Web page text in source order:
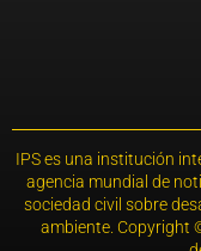
IPS es una institución
agencia mundial de
sociedad civil sobre
ambiente. Copyright